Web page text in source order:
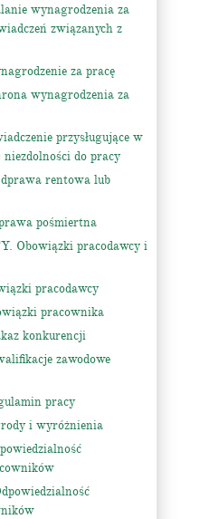
wynagrodzenia za
związanych z
za pracę
wynagrodzenia za
przysługujące w
niezdolności do pracy
rentowa lub
pośmiertna
Obowiązki pracodawcy i
pracodawcy
pracownika
konkurencji
zawodowe
pracy
i wyróżnienia